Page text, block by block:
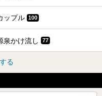
ップル 100
泉かけ流し 77
る